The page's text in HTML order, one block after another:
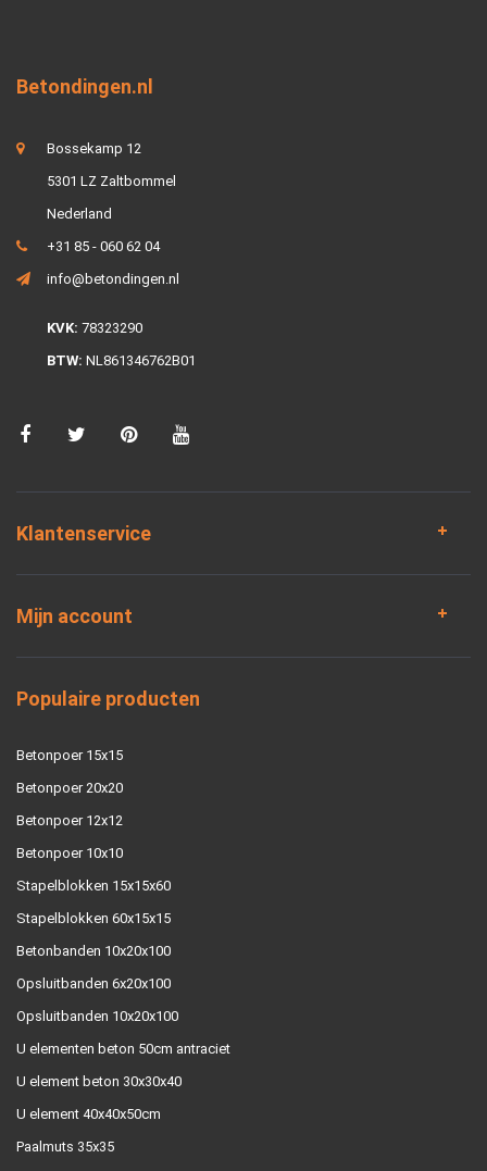
Betondingen.nl
Bossekamp 12
5301 LZ Zaltbommel
Nederland
+31 85 - 060 62 04
info@betondingen.nl
KVK: 78323290
BTW: NL861346762B01
Klantenservice
Mijn account
Populaire producten
Betonpoer 15x15
Betonpoer 20x20
Betonpoer 12x12
Betonpoer 10x10
Stapelblokken 15x15x60
Stapelblokken 60x15x15
Betonbanden 10x20x100
Opsluitbanden 6x20x100
Opsluitbanden 10x20x100
U elementen beton 50cm antraciet
U element beton 30x30x40
U element 40x40x50cm
Paalmuts 35x35